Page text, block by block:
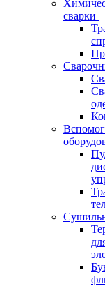
сварки